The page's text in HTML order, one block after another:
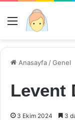
Menü
Anasayfa /Genel
Levent
3 Ekim 2024 3